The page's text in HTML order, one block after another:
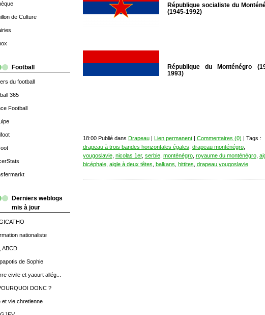
de Culture
Football
du football
365
Football
Derniers weblogs
mis à jour
nationaliste
ABCD
de Sophie
civile et yaourt allég...
DONC ?
et vie chretienne
République socialiste du
(1945-1992)
République du Monténégro
1993)
18:00 Publié dans Drapeau| Lien permanent| Commentaires (0) | Tags :
drapeau à trois bandes horizontales égales drapeau monténégro,
yougoslavie, nicolas 1er, serbie, monténégro, royaume du monténégro,
bicéphale, aigle à deux têtes balkans hittites drapeau yougoslavie